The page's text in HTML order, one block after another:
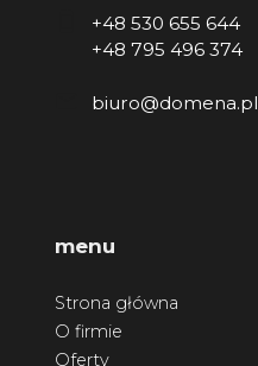
+48 530 655 644
+48 795 496 374
biuro@domena.pl
menu
Strona główna
O firmie
Oferty